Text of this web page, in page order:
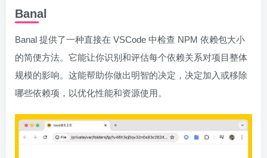
Banal
Banal 提供了一种直接在 VSCode 中检查 NPM 依赖包大小
的简便方法。它能让你识别和评估每个依赖关系对项目整体
规模的影响。这能帮助你做出明智的决定，决定加入或移除
哪些依赖项，以优化性能和资源使用。